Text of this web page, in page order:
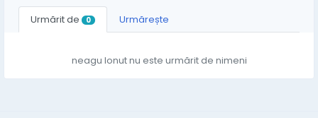
Urmărit de 0 Urmărește
neagu Ionut nu este urmărit de nimeni